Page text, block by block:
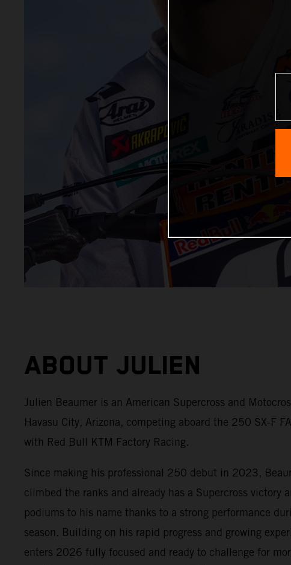
ABOUT JULIEN
Julien Beaumer is an American Supercross and
Havasu City, Arizona, competing aboard the 250 SX-F
with Red Bull KTM Factory Racing.
Since making his professional 250 debut in 2023,
climbed the ranks and already has a Supercross victory
podiums to his name thanks to a strong performance
season. Building on his rapid progress and growing
enters 2026 fully focused and ready to challenge for